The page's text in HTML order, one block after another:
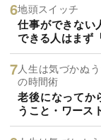
地頭スイッチ
仕事ができない
できる人はまず
人生は気づかぬ
の時間術
老後になってか
うこと・ワース